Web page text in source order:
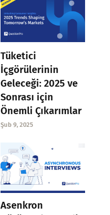
Tüketici
İçgörülerinin
Geleceği: 2025 ve
Sonrası için
Önemli Çıkarımlar
Şub 9, 2025
Asenkron